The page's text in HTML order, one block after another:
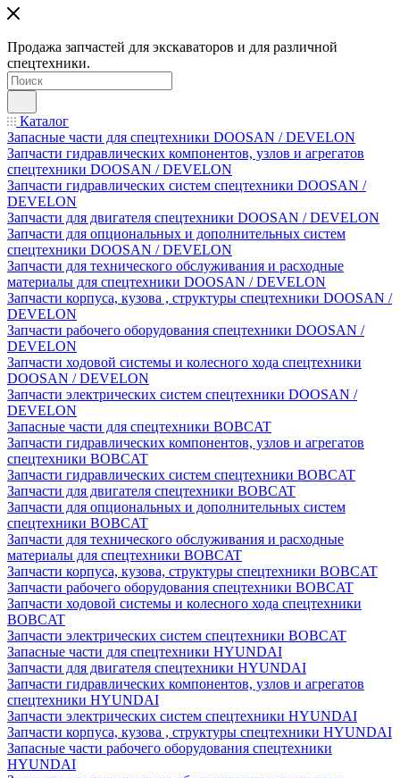
Продажа запчастей для экскаваторов и для различной
спецтехники.
Каталог
Запасные части для спецтехники DOOSAN / DEVELON
Запчасти гидравлических компонентов, узлов и агрегатов
спецтехники DOOSAN / DEVELON
Запчасти гидравлических систем спецтехники DOOSAN /
DEVELON
Запчасти для двигателя спецтехники DOOSAN / DEVELON
Запчасти для опциональных и дополнительных систем
спецтехники DOOSAN / DEVELON
Запчасти для технического обслуживания и расходные
материалы для спецтехники DOOSAN / DEVELON
Запчасти корпуса, кузова , структуры спецтехники DOOSAN /
DEVELON
Запчасти рабочего оборудования спецтехники DOOSAN /
DEVELON
Запчасти ходовой системы и колесного хода спецтехники
DOOSAN / DEVELON
Запчасти электрических систем спецтехники DOOSAN /
DEVELON
Запасные части для спецтехники BOBCAT
Запчасти гидравлических компонентов, узлов и агрегатов
спецтехники BOBCAT
Запчасти гидравлических систем спецтехники BOBCAT
Запчасти для двигателя спецтехники BOBCAT
Запчасти для опциональных и дополнительных систем
спецтехники BOBCAT
Запчасти для технического обслуживания и расходные
материалы для спецтехники BOBCAT
Запчасти корпуса, кузова, структуры спецтехники BOBCAT
Запчасти рабочего оборудования спецтехники BOBCAT
Запчасти ходовой системы и колесного хода спецтехники
BOBCAT
Запчасти электрических систем спецтехники BOBCAT
Запасные части для спецтехники HYUNDAI
Запчасти для двигателя спецтехники HYUNDAI
Запчасти гидравлических компонентов, узлов и агрегатов
спецтехники HYUNDAI
Запчасти электрических систем спецтехники HYUNDAI
Запчасти корпуса, кузова , структуры спецтехники HYUNDAI
Запасные части рабочего оборудования спецтехники
HYUNDAI